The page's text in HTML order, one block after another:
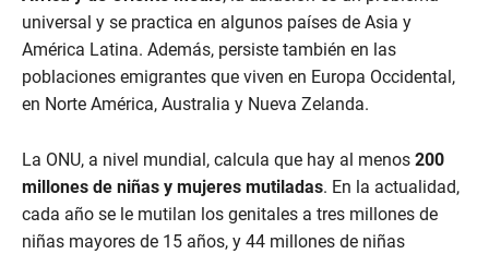
universal y se practica en algunos países de Asia y
América Latina. Además, persiste también en las
poblaciones emigrantes que viven en Europa Occidental,
en Norte América, Australia y Nueva Zelanda.
La ONU, a nivel mundial, calcula que hay al menos 200
millones de niñas y mujeres mutiladas. En la actualidad,
cada año se le mutilan los genitales a tres millones de
niñas mayores de 15 años, y 44 millones de niñas